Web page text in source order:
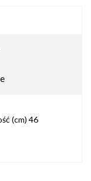
(cm) 46